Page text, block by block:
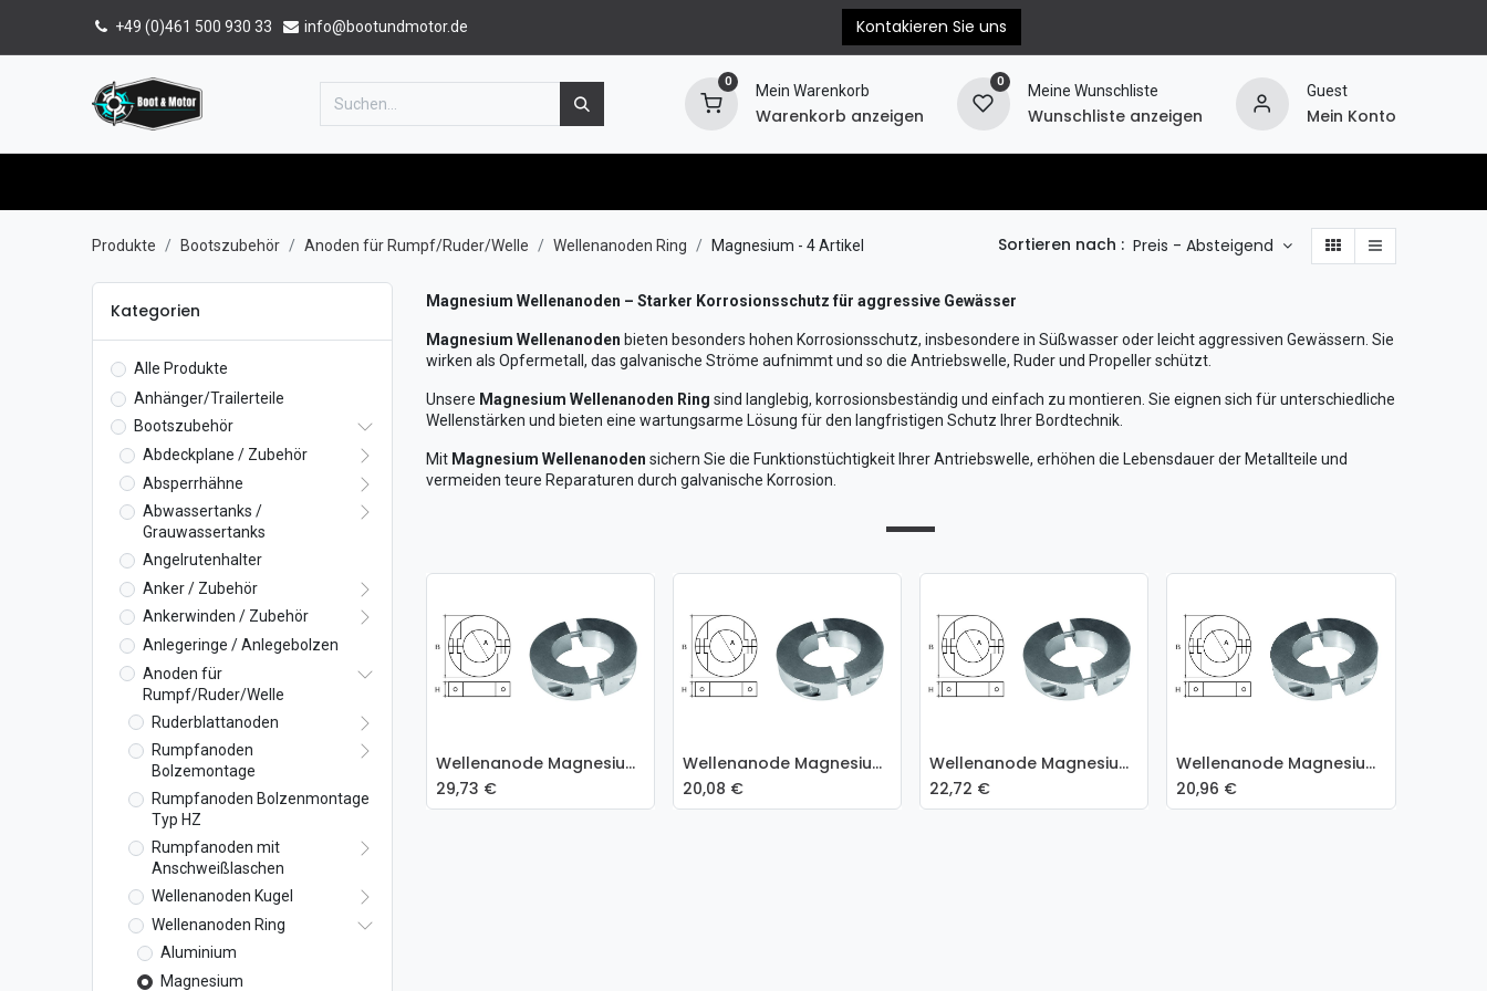
+49 (0)461 500 930 33 info@bootundmotor.de Kontakieren Sie uns
0
Mein Warenkorb
Warenkorb anzeigen
0
Meine Wunschliste
Wunschliste anzeigen
Guest
Mein Konto
Produkte Bootszubehör Anoden für Rumpf/Ruder/Welle Wellenanoden Ring Magnesium - 4 Artikel Sortieren nach : Preis - Absteigend
Kategorien
Alle Produkte
Anhänger/Trailerteile
Bootszubehör
Abdeckplane / Zubehör
Absperrhähne
Abwassertanks /
Grauwassertanks
Angelrutenhalter
Anker / Zubehör
Ankerwinden / Zubehör
Anlegeringe / Anlegebolzen
Anoden für
Rumpf/Ruder/Welle
Ruderblattanoden
Rumpfanoden
Bolzemontage
Rumpfanoden Bolzenmontage
Typ HZ
Rumpfanoden mit
Anschweißlaschen
Wellenanoden Kugel
Wellenanoden Ring
Aluminium
Magnesium
Magnesium Wellenanoden – Starker Korrosionsschutz für aggressive Gewässer
Magnesium Wellenanoden bieten besonders hohen Korrosionsschutz, insbesondere in Süßwasser oder leicht aggressiven Gewässern. Sie
wirken als Opfermetall, das galvanische Ströme aufnimmt und so die Antriebswelle, Ruder und Propeller schützt.
Unsere Magnesium Wellenanoden Ring sind langlebig, korrosionsbeständig und einfach zu montieren. Sie eignen sich für unterschiedliche
Wellenstärken und bieten eine wartungsarme Lösung für den langfristigen Schutz Ihrer Bordtechnik.
Mit Magnesium Wellenanoden sichern Sie die Funktionstüchtigkeit Ihrer Antriebswelle, erhöhen die Lebensdauer der Metallteile und
vermeiden teure Reparaturen durch galvanische Korrosion.
Wellenanode Magnesium Ringförmig Ø 40 mm
29,73 €
In den Warenkorb Wellenanode Magnesium Ringförmig Ø 25 mm
20,08 €
In den Warenkorb Wellenanode Magnesium Ringförmig Ø 35 mm
22,72 €
In den Warenkorb Wellenanode Magnesium Ringförmig Ø 30 mm
20,96 €